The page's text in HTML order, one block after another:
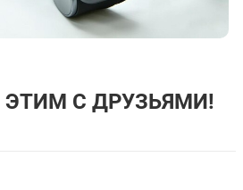
С ДРУЗЬЯМИ!